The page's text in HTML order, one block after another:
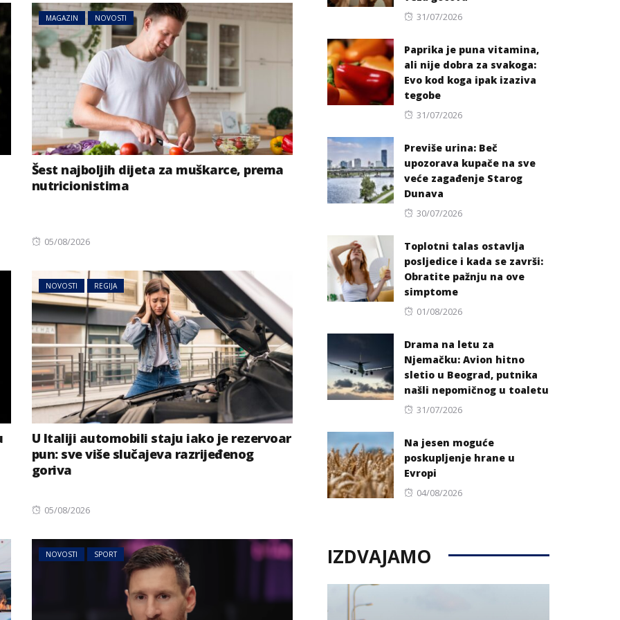
MAGAZIN NOVOSTI
Šest najboljih dijeta za muškarce, prema
nutricionistima
Posted
05/08/2026
NOVOSTI REGIJA
U Italiji automobili staju iako je rezervoar
pun: sve više slučajeva razrijeđenog
goriva
Posted
05/08/2026
NOVOSTI SPORT
Posted
31/07/2026
Paprika je puna vitamina,
ali nije dobra za svakoga:
Evo kod koga ipak izaziva
tegobe
Posted
31/07/2026
Previše urina: Beč
upozorava kupače na sve
veće zagađenje Starog
Dunava
Posted
30/07/2026
Toplotni talas ostavlja
posljedice i kada se završi:
Obratite pažnju na ove
simptome
Posted
01/08/2026
Drama na letu za
Njemačku: Avion hitno
sletio u Beograd, putnika
našli nepomičnog u toaletu
Posted
31/07/2026
Na jesen moguće
poskupljenje hrane u
Evropi
Posted
04/08/2026
IZDVAJAMO